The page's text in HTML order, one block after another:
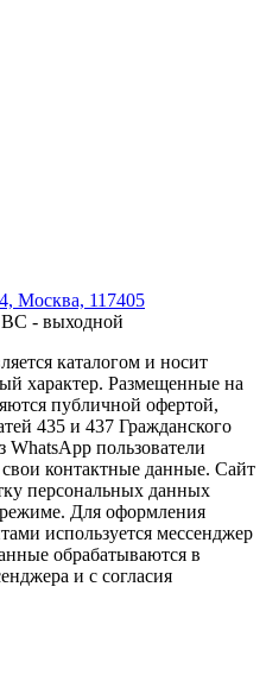
Москва, 117405
- выходной
каталогом и носит
характер. Размещенные на
публичной офертой,
435 и 437 Гражданского
пользователи
контактные данные. Сайт
персональных данных
режиме. Для оформления
используется мессенджер
обрабатываются в
и с согласия